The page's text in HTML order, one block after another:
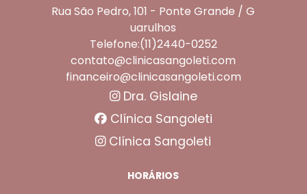
Rua São Pedro, 101 - Ponte Grande / G
uarulhos
Telefone:(11)2440-0252
contato@clinicasangoleti.com
financeiro@clinicasangoleti.com
Dra. Gislaine
Clínica Sangoleti
Clínica Sangoleti
HORÁRIOS